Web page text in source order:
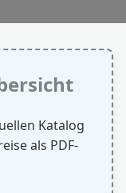
Katalog
als PDF-